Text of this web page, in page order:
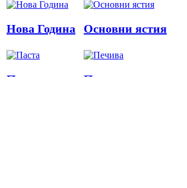
Нова Година Основни ястия
Паста Печива